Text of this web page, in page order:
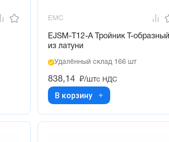
EMC
EJSM-T12-A Тройник Т-образный
из латуни
Удалённый склад 166 шт
838,14 ₽/штс НДС
В корзину